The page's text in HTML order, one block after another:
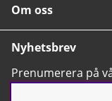
Om oss
Nyhetsbrev
Prenumerera på
tips, nyheter och